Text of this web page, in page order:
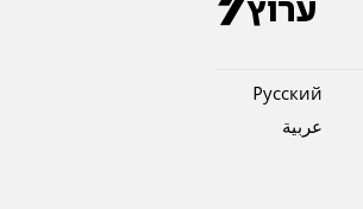
Pусский
عربية